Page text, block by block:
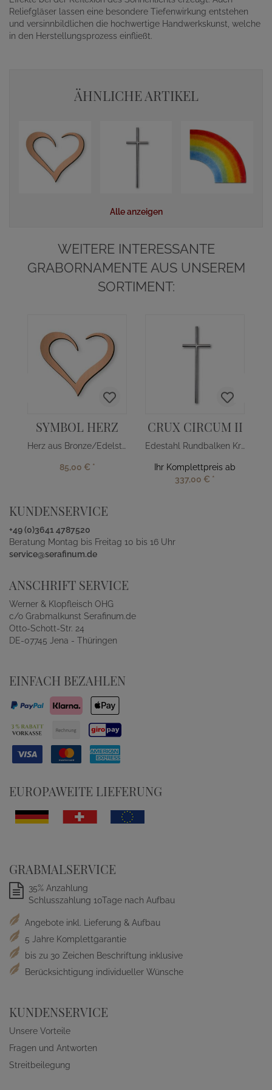
Reliefgläser lassen eine besondere Tiefenwirkung entstehen
und versinnbildlichen die hochwertige Handwerkskunst, welche
in den Herstellungsprozess einfließt.
ÄHNLICHE ARTIKEL
Alle anzeigen
WEITERE INTERESSANTE
GRABORNAMENTE AUS UNSEREM
SORTIMENT:
SYMBOL HERZ
Herz aus Bronze/Edelstahl
85,00 € *
CRUX CIRCUM II
Edestahl Rundbalken Kreuz für Grab
Ihr Komplettpreis ab
337,00 € *
KUNDENSERVICE
+49 (0)3641 4787520
Beratung Montag bis Freitag 10 bis 16 Uhr
service@serafinum.de
ANSCHRIFT SERVICE
Werner & Klopfleisch OHG
c/o Grabmalkunst Serafinum.de
Otto-Schott-Str. 24
DE-07745 Jena - Thüringen
EINFACH BEZAHLEN
EUROPAWEITE LIEFERUNG
GRABMALSERVICE
35% Anzahlung
Schlusszahlung 10Tage nach Aufbau
Angebote inkl. Lieferung & Aufbau
5 Jahre Komplettgarantie
bis zu 30 Zeichen Beschriftung inklusive
Berücksichtigung individueller Wünsche
KUNDENSERVICE
Unsere Vorteile
Fragen und Antworten
Streitbeilegung